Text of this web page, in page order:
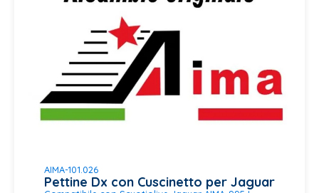
AIMA-101.026
Pettine Dx con Cuscinetto per Jaguar